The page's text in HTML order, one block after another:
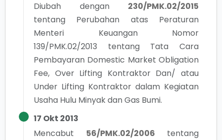
Diubah dengan
230/PMK.02/2015
tentang Perubahan atas Peraturan
Menteri Keuangan Nomor
139/PMK.02/2013 tentang Tata Cara
Pembayaran Domestic Market Obligation
Fee, Over Lifting Kontraktor Dan/ atau
Under Lifting Kontraktor dalam Kegiatan
Usaha Hulu Minyak dan Gas Bumi.
17 Okt 2013
Mencabut
56/PMK.02/2006
tentang